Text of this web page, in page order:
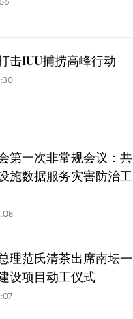
击IUU捕捞高峰行动
第一次非常规会议：共
施数据服务灾害防治工
理范氏清茶出席南坛一
设项目动工仪式